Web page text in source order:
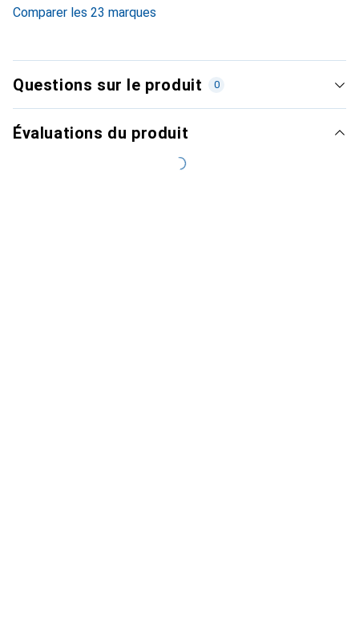
Comparer les 23 marques
Questions sur le produit 0
Évaluations du produit